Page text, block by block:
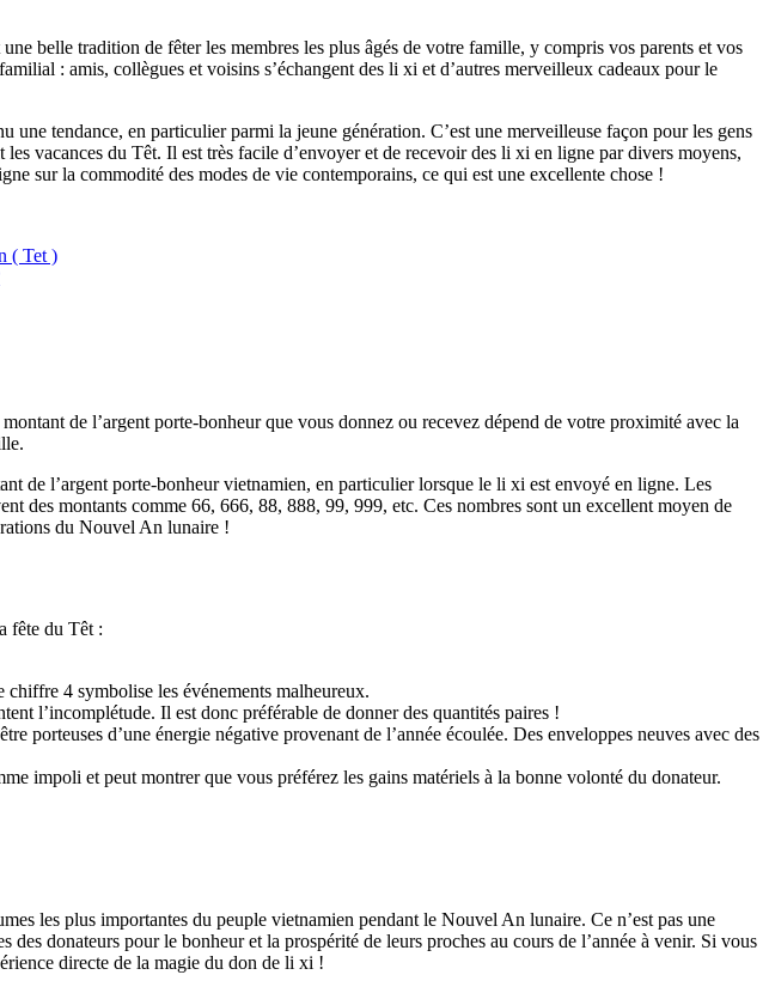
belle tradition de fêter les membres les plus âgés de votre famille, y compris vos parents et vos
: amis, collègues et voisins s’échangent des li xi et d’autres merveilleux cadeaux pour le
tendance, en particulier parmi la jeune génération. C’est une merveilleuse façon pour les gens
vacances du Têt. Il est très facile d’envoyer et de recevoir des li xi en ligne par divers moyens,
sur la commodité des modes de vie contemporains, ce qui est une excellente chose !
( Tet )
de l’argent porte-bonheur que vous donnez ou recevez dépend de votre proximité avec la
de l’argent porte-bonheur vietnamien, en particulier lorsque le li xi est envoyé en ligne. Les
des montants comme 66, 666, 88, 888, 99, 999, etc. Ces nombres sont un excellent moyen de
du Nouvel An lunaire !
fête du Têt :
4 symbolise les événements malheureux.
l’incomplétude. Il est donc préférable de donner des quantités paires !
porteuses d’une énergie négative provenant de l’année écoulée. Des enveloppes neuves avec des
impoli et peut montrer que vous préférez les gains matériels à la bonne volonté du donateur.
les plus importantes du peuple vietnamien pendant le Nouvel An lunaire. Ce n’est pas une
donateurs pour le bonheur et la prospérité de leurs proches au cours de l’année à venir. Si vous
directe de la magie du don de li xi !